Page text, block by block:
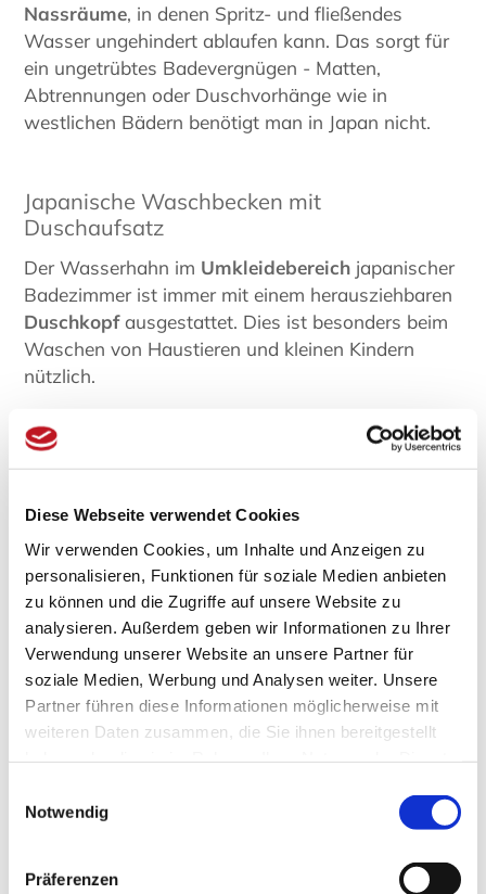
Diese Webseite verwendet Cookies
Wir verwenden Cookies, um Inhalte und Anzeigen zu
personalisieren, Funktionen für soziale Medien anbieten
zu können und die Zugriffe auf unsere Website zu
analysieren. Außerdem geben wir Informationen zu Ihrer
Verwendung unserer Website an unsere Partner für
soziale Medien, Werbung und Analysen weiter. Unsere
Partner führen diese Informationen möglicherweise mit
weiteren Daten zusammen, die Sie ihnen bereitgestellt
Notwendig
Präferenzen
Nassräume, in denen Spritz- und fließendes
Wasser ungehindert ablaufen kann. Das sorgt für
ein ungetrübtes Badevergnügen - Matten,
Abtrennungen oder Duschvorhänge wie in
westlichen Bädern benötigt man in Japan nicht.
Japanische Waschbecken mit
Duschaufsatz
Der Wasserhahn im Umkleidebereich japanischer
Badezimmer ist immer mit einem herausziehbaren
Duschkopfausgestattet. Dies ist besonders beim
Waschen von Haustieren und kleinen Kindern
nützlich.
Beim Waschen bequem sitzen
gründlich waschen. Zu den
Badezimmeraccessoires gehören einkleiner
Hocker, auf dem man beim Waschen sitzt, sowie
ein Eimer mit Griff, mit dem man sich mit Wasser
übergießen kann.
Das Wasser bleibt heiß
über Tasten, um das Badewasser auf einer
zu halten, sowie über